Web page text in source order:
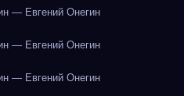
— Евгений Онегин
— Евгений Онегин
— Евгений Онегин